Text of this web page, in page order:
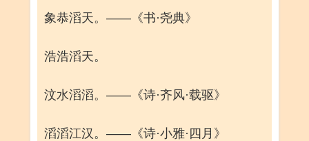
象恭滔天。——《书·尧典》
浩浩滔天。
汶水滔滔。——《诗·齐风·载驱》
滔滔江汉。——《诗·小雅·四月》